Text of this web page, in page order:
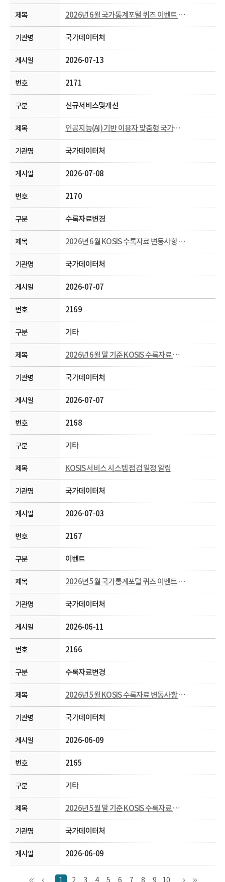
2026년 6월 국가통계포털 퀴즈 이벤트 당첨자 발표
국가데이터처
2026-07-13
2171
신규서비스및개선
인공지능(AI) 기반 이용자 맞춤형 국가통계포털 통계표 생성 시범 서비스 안내
국가데이터처
2026-07-08
2170
수록자료변경
2026년 6월 KOSIS 수록자료 변동사항 안내
국가데이터처
2026-07-07
2169
기타
2026년 6월 말 기준 KOSIS 수록자료 현행화율 공개
국가데이터처
2026-07-07
2168
기타
KOSIS 서비스 시스템 점검 일정 알림
국가데이터처
2026-07-03
2167
이벤트
2026년 5월 국가통계포털 퀴즈 이벤트 당첨자 발표
국가데이터처
2026-06-11
2166
수록자료변경
2026년 5월 KOSIS 수록자료 변동사항 안내
국가데이터처
2026-06-09
2165
기타
2026년 5월 말 기준 KOSIS 수록자료 현행화율 공개
국가데이터처
2026-06-09
1 2 3 4 5 6 7 8 9 10